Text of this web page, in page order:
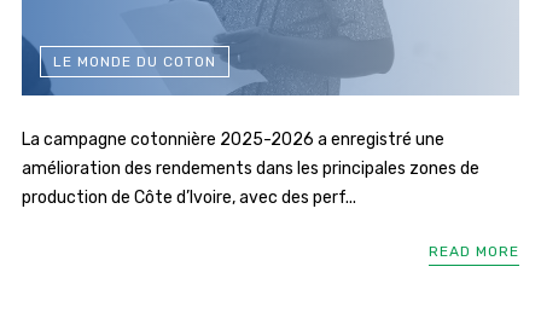
LE MONDE DU COTON
La campagne cotonnière 2025-2026 a enregistré une
amélioration des rendements dans les principales zones de
production de Côte d’Ivoire, avec des perf...
READ MORE